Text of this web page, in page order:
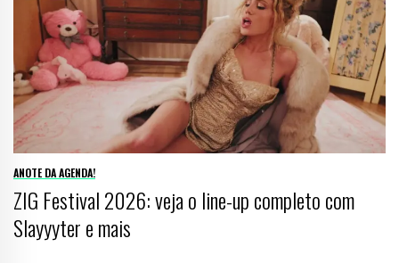
ANOTE DA AGENDA!
ZIG Festival 2026: veja o line-up completo com
Slayyyter e mais